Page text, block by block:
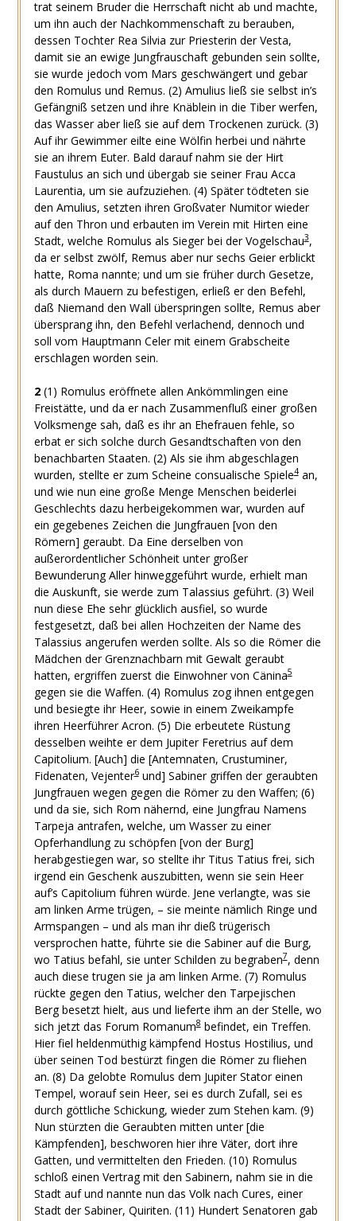
trat seinem Bruder die Herrschaft nicht ab und machte,
um ihn auch der Nachkommenschaft zu berauben,
dessen Tochter Rea Silvia zur Priesterin der Vesta,
damit sie an ewige Jungfrauschaft gebunden sein sollte,
sie wurde jedoch vom Mars geschwängert und gebar
den Romulus und Remus. (2) Amulius ließ sie selbst in’s
Gefängniß setzen und ihre Knäblein in die Tiber werfen,
das Wasser aber ließ sie auf dem Trockenen zurück. (3)
Auf ihr Gewimmer eilte eine Wölfin herbei und nährte
sie an ihrem Euter. Bald darauf nahm sie der Hirt
Faustulus an sich und übergab sie seiner Frau Acca
Laurentia, um sie aufzuziehen. (4) Später tödteten sie
den Amulius, setzten ihren Großvater Numitor wieder
auf den Thron und erbauten im Verein mit Hirten eine
Stadt, welche Romulus als Sieger bei der Vogelschau3,
da er selbst zwölf, Remus aber nur sechs Geier erblickt
hatte, Roma nannte; und um sie früher durch Gesetze,
als durch Mauern zu befestigen, erließ er den Befehl,
daß Niemand den Wall überspringen sollte, Remus aber
übersprang ihn, den Befehl verlachend, dennoch und
soll vom Hauptmann Celer mit einem Grabscheite
erschlagen worden sein.
2(1) Romulus eröffnete allen Ankömmlingen eine
Freistätte, und da er nach Zusammenfluß einer großen
Volksmenge sah, daß es ihr an Ehefrauen fehle, so
erbat er sich solche durch Gesandtschaften von den
benachbarten Staaten. (2) Als sie ihm abgeschlagen
wurden, stellte er zum Scheine consualische Spiele4an,
und wie nun eine große Menge Menschen beiderlei
Geschlechts dazu herbeigekommen war, wurden auf
ein gegebenes Zeichen die Jungfrauen [von den
Römern] geraubt. Da Eine derselben von
außerordentlicher Schönheit unter großer
Bewunderung Aller hinweggeführt wurde, erhielt man
die Auskunft, sie werde zum Talassius geführt. (3) Weil
nun diese Ehe sehr glücklich ausfiel, so wurde
festgesetzt, daß bei allen Hochzeiten der Name des
Talassius angerufen werden sollte. Als so die Römer die
Mädchen der Grenznachbarn mit Gewalt geraubt
hatten, ergriffen zuerst die Einwohner von Cänina5
gegen sie die Waffen. (4) Romulus zog ihnen entgegen
und besiegte ihr Heer, sowie in einem Zweikampfe
ihren Heerführer Acron. (5) Die erbeutete Rüstung
desselben weihte er dem Jupiter Feretrius auf dem
Capitolium. [Auch] die [Antemnaten, Crustuminer,
Fidenaten, Vejenter6und] Sabiner griffen der geraubten
Jungfrauen wegen gegen die Römer zu den Waffen; (6)
und da sie, sich Rom nähernd, eine Jungfrau Namens
Tarpeja antrafen, welche, um Wasser zu einer
Opferhandlung zu schöpfen [von der Burg]
herabgestiegen war, so stellte ihr Titus Tatius frei, sich
irgend ein Geschenk auszubitten, wenn sie sein Heer
auf’s Capitolium führen würde. Jene verlangte, was sie
am linken Arme trügen, – sie meinte nämlich Ringe und
Armspangen – und als man ihr dieß trügerisch
versprochen hatte, führte sie die Sabiner auf die Burg,
wo Tatius befahl, sie unter Schilden zu begraben7, denn
auch diese trugen sie ja am linken Arme. (7) Romulus
rückte gegen den Tatius, welcher den Tarpejischen
Berg besetzt hielt, aus und lieferte ihm an der Stelle, wo
sich jetzt das Forum Romanum8befindet, ein Treffen.
Hier fiel heldenmüthig kämpfend Hostus Hostilius, und
über seinen Tod bestürzt fingen die Römer zu fliehen
an. (8) Da gelobte Romulus dem Jupiter Stator einen
Tempel, worauf sein Heer, sei es durch Zufall, sei es
durch göttliche Schickung, wieder zum Stehen kam. (9)
Nun stürzten die Geraubten mitten unter [die
Kämpfenden], beschworen hier ihre Väter, dort ihre
Gatten, und vermittelten den Frieden. (10) Romulus
schloß einen Vertrag mit den Sabinern, nahm sie in die
Stadt auf und nannte nun das Volk nach Cures, einer
Stadt der Sabiner, Quiriten. (11) Hundert Senatoren gab